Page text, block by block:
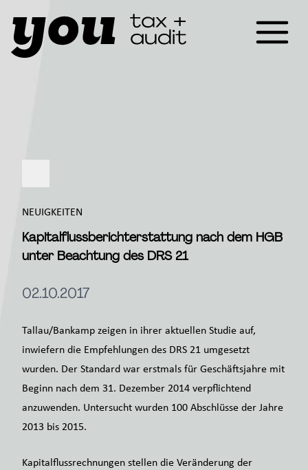
NEUIGKEITEN
Kapitalflussberichterstattung nach dem HGB
unter Beachtung des DRS 21
02.10.2017
Tallau/Bankamp zeigen in ihrer aktuellen Studie auf,
inwiefern die Empfehlungen des DRS 21 umgesetzt
wurden. Der Standard war erstmals für Geschäftsjahre mit
Beginn nach dem 31. Dezember 2014 verpflichtend
anzuwenden. Untersucht wurden 100 Abschlüsse der Jahre
2013 bis 2015.
Kapitalflussrechnungen stellen die Veränderung der